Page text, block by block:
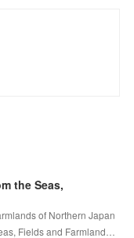
the Seas,
of Northern Japan
Fields and Farmland…